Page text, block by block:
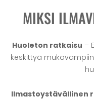
MIKSI
Huoleton ratkaisu –
keskittyä
Ilmastoystävällinen